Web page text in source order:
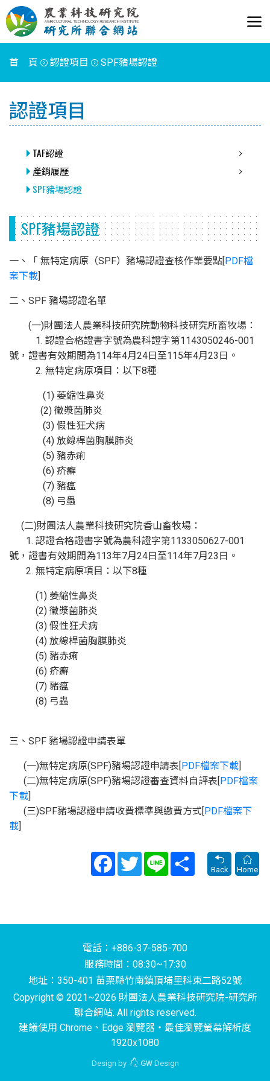
首 頁 認證項目 SPF豬場認證
認證項目
TAF認證
產銷履歷
SPF豬場認證
SPF豬場認證
一、「 無特定病原（SPF）豬場認證查核作業要點[PDF檔
案下載]
二、SPF 豬場認證名單
(一)財團法人農業科技研究院動物科技研究所畜牧場：
1. 認證合格證書字號為農科證字第1143050246-001
號，證書有效期間為114年4月24日至115年4月23日。
2. 無特定病原項目：以下8種
(1) 萎縮性鼻炎
(2) 黴漿菌肺炎
(3) 假性狂犬病
(4) 放線桿菌胸膜肺炎
(5) 豬赤痢
(6) 疥癬
(7) 豬瘟
(8) 弓蟲
(二)財團法人農業科技研究院香山畜牧場：
1. 認證合格證書字號為農科證字第1133050627-001
號，證書有效期間為113年7月24日至114年7月23日。
2. 無特定病原項目：以下8種
(1) 萎縮性鼻炎
(2) 黴漿菌肺炎
(3) 假性狂犬病
(4) 放線桿菌胸膜肺炎
(5) 豬赤痢
(6) 疥癬
(7) 豬瘟
(8) 弓蟲
三、SPF 豬場認證申請表單
(一)無特定病原(SPF)豬場認證申請表[PDF檔案下載]
(二)無特定病原(SPF)豬場認證審查資料自評表[PDF檔案
下載]
(三)SPF豬場認證申請收費標準與繳費方式[PDF檔案下
載]
FacebookTwitter Line
Share
Back
Home
電話：+886-37-585-700
服務時間：08:30~17:30
地址：350-401 苗栗縣竹南鎮頂埔里科東二路52號
Copyright © 2021~2026 財團法人農業科技研究院-研究所
聯合網站. All rights reserved.
建議使用 Chrome、Edge 瀏覽器‧最佳瀏覽螢幕解析度
1920x1080
Design by GWDesign